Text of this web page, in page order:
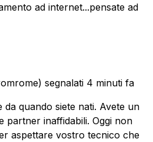
ad internet...pensate ad
segnalati 4 minuti fa
da quando siete nati. Avete un
partner inaffidabili. Oggi non
aspettare vostro tecnico che